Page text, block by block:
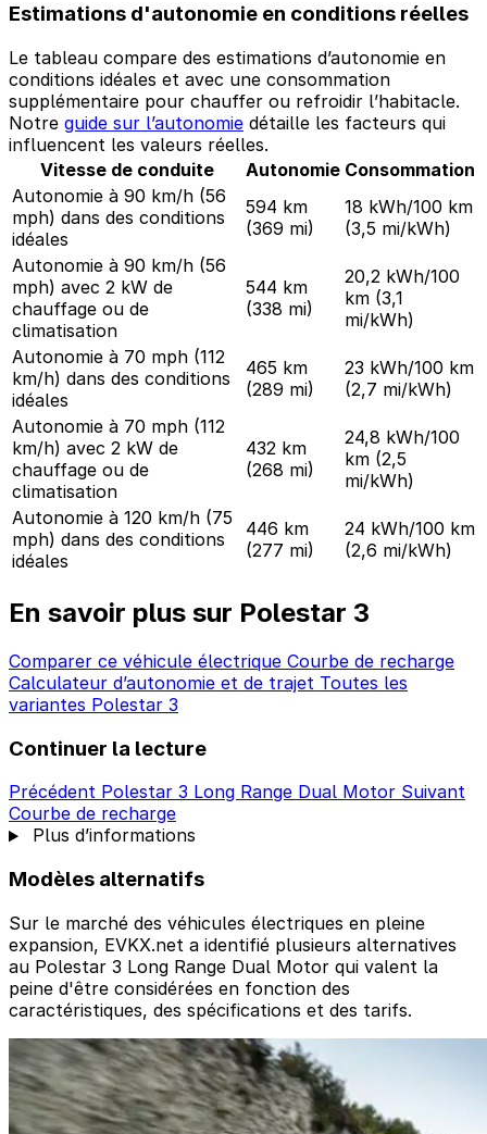
Estimations d'autonomie en conditions réelles
Le tableau compare des estimations d’autonomie en
conditions idéales et avec une consommation
supplémentaire pour chauffer ou refroidir l’habitacle.
Notre guide sur l’autonomie détaille les facteurs qui
influencent les valeurs réelles.
Vitesse de conduite
Autonomie Consommation
Autonomie à 90 km/h (56
mph) dans des conditions
idéales
594 km
(369 mi)
18 kWh/100 km
(3,5 mi/kWh)
Autonomie à 90 km/h (56
mph) avec 2 kW de
chauffage ou de
climatisation
544 km
(338 mi)
20,2 kWh/100
km (3,1
mi/kWh)
Autonomie à 70 mph (112
km/h) dans des conditions
idéales
465 km
(289 mi)
23 kWh/100 km
(2,7 mi/kWh)
Autonomie à 70 mph (112
km/h) avec 2 kW de
chauffage ou de
climatisation
432 km
(268 mi)
24,8 kWh/100
km (2,5
mi/kWh)
Autonomie à 120 km/h (75
mph) dans des conditions
idéales
446 km
(277 mi)
24 kWh/100 km
(2,6 mi/kWh)
En savoir plus sur Polestar 3
Comparer ce véhicule électrique Courbe de recharge
Calculateur d’autonomie et de trajet Toutes les
variantes Polestar 3
Continuer la lecture
Précédent Polestar 3 Long Range Dual Motor Suivant
Courbe de recharge
Plus d’informations
Modèles alternatifs
Sur le marché des véhicules électriques en pleine
expansion, EVKX.net a identifié plusieurs alternatives
au Polestar 3 Long Range Dual Motor qui valent la
peine d'être considérées en fonction des
caractéristiques, des spécifications et des tarifs.